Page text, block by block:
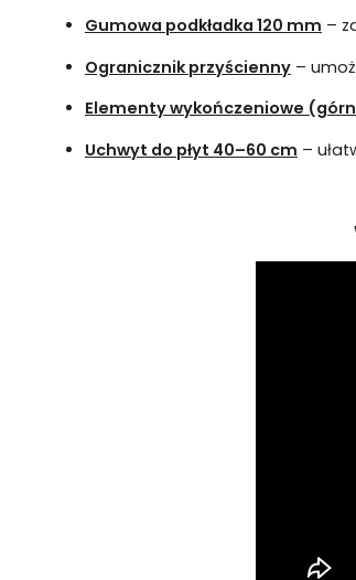
Gumowa podkładka 120 mm –
Ogranicznik przyścienny–
Elementy wykończeniowe
Uchwyt do płyt 40–60 cm –